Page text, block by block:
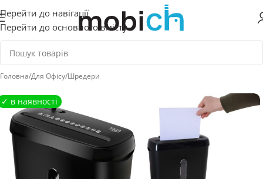
Перейти до навігації
Перейти до основного вмісту
Головна/Для Офісу/Шредери